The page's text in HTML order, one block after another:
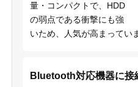
量・コンパクトで、HDD
の弱点である衝撃にも強
いため、人気が高まってい
Bluetooth対応機器に接